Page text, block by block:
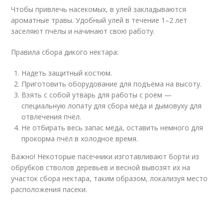
Чтобы привлечь насекомых, в улей закладываются
ароматные травы. Удобный улей в течение 1–2 лет
заселяют пчёлы и начинают свою работу.
Правила сбора дикого нектара:
Надеть защитный костюм.
Приготовить оборудование для подъёма на высоту.
Взять с собой утварь для работы с роем —
специальную лопату для сбора мёда и дымовуху для
отвлечения пчёл.
Не отбирать весь запас мёда, оставить немного для
прокорма пчёл в холодное время.
Важно! Некоторые пасечники изготавливают борти из
обрубков стволов деревьев и весной вывозят их на
участок сбора нектара, таким образом, локализуя место
расположения пасеки.